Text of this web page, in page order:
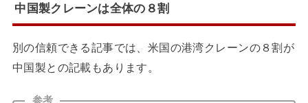
中国製クレーンは全体の８割
別の信頼できる記事では、米国の港湾クレーンの８割が
中国製との記載もあります。
参考